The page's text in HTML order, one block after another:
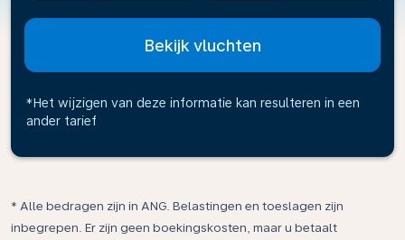
Bekijk vluchten
*Het wijzigen van deze informatie kan resulteren in een
ander tarief
* Alle bedragen zijn in ANG. Belastingen en toeslagen zijn
inbegrepen. Er zijn geen boekingskosten, maar u betaalt